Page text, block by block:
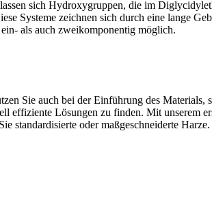
sich Hydroxygruppen, die im
Systeme zeichnen sich durch eine lange
als auch zweikomponentig möglich.
Sie auch bei der Einführung des Materials,
effiziente Lösungen zu finden. Mit unserem
standardisierte oder maßgeschneiderte Harze.